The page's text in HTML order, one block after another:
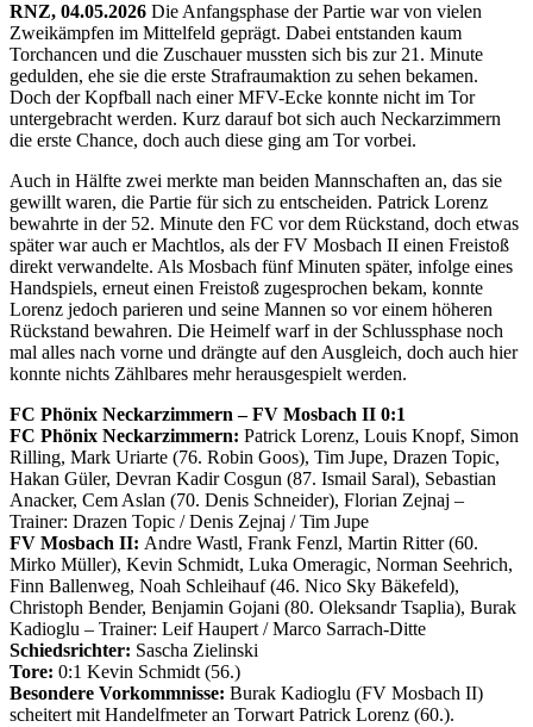
RNZ, 04.05.2026 Die Anfangsphase der Partie war von vielen
Zweikämpfen im Mittelfeld geprägt. Dabei entstanden kaum
Torchancen und die Zuschauer mussten sich bis zur 21. Minute
gedulden, ehe sie die erste Strafraumaktion zu sehen bekamen.
Doch der Kopfball nach einer MFV-Ecke konnte nicht im Tor
untergebracht werden. Kurz darauf bot sich auch Neckarzimmern
die erste Chance, doch auch diese ging am Tor vorbei.
Auch in Hälfte zwei merkte man beiden Mannschaften an, das sie
gewillt waren, die Partie für sich zu entscheiden. Patrick Lorenz
bewahrte in der 52. Minute den FC vor dem Rückstand, doch etwas
später war auch er Machtlos, als der FV Mosbach II einen Freistoß
direkt verwandelte. Als Mosbach fünf Minuten später, infolge eines
Handspiels, erneut einen Freistoß zugesprochen bekam, konnte
Lorenz jedoch parieren und seine Mannen so vor einem höheren
Rückstand bewahren. Die Heimelf warf in der Schlussphase noch
mal alles nach vorne und drängte auf den Ausgleich, doch auch hier
konnte nichts Zählbares mehr herausgespielt werden.
FC Phönix Neckarzimmern – FV Mosbach II 0:1
FC Phönix Neckarzimmern: Patrick Lorenz, Louis Knopf, Simon
Rilling, Mark Uriarte (76. Robin Goos), Tim Jupe, Drazen Topic,
Hakan Güler, Devran Kadir Cosgun (87. Ismail Saral), Sebastian
Anacker, Cem Aslan (70. Denis Schneider), Florian Zejnaj –
Trainer: Drazen Topic / Denis Zejnaj / Tim Jupe
FV Mosbach II: Andre Wastl, Frank Fenzl, Martin Ritter (60.
Mirko Müller), Kevin Schmidt, Luka Omeragic, Norman Seehrich,
Finn Ballenweg, Noah Schleihauf (46. Nico Sky Bäkefeld),
Christoph Bender, Benjamin Gojani (80. Oleksandr Tsaplia), Burak
Kadioglu – Trainer: Leif Haupert / Marco Sarrach-Ditte
Schiedsrichter: Sascha Zielinski
Tore: 0:1 Kevin Schmidt (56.)
Besondere Vorkommnisse: Burak Kadioglu (FV Mosbach II)
scheitert mit Handelfmeter an Torwart Patrick Lorenz (60.).